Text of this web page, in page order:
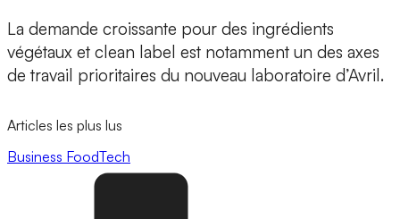
La demande croissante pour des ingrédients
végétaux et clean label est notamment un des axes
de travail prioritaires du nouveau laboratoire d’Avril.
Articles les plus lus
Business FoodTech